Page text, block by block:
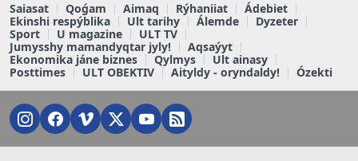
Saiasat Qoǵam Aimaq Rýhaniiat
Ádebiet
Ekinshi respýblika
Ult tarihy Álemde
Dyzeter
Sport
U magazine
ULT TV
Jumysshy mamandyqtar jyly!
Aqsaýyt
Ekonomika jáne biznes
Qylmys
Ult ainasy
Posttimes
ULT OBEKTIV Aityldy - oryndaldy! Ózekti